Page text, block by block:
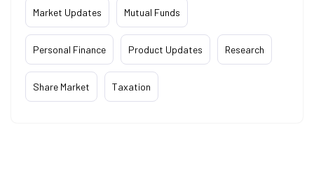
Market Updates Mutual Funds
Personal Finance Product Updates Research
Share Market Taxation